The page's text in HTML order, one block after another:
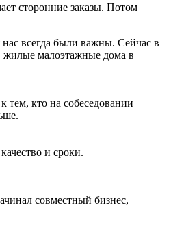
сторонние заказы. Потом
всегда были важны. Сейчас в
жилые малоэтажные дома в
кто на собеседовании
и сроки.
совместный бизнес,